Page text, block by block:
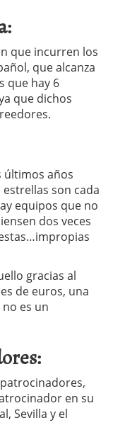
que incurren los
que alcanza
que hay 6
que dichos
últimos años
son cada
equipos que no
dos veces
gracias al
de euros, una
es un
en su
Sevilla y el